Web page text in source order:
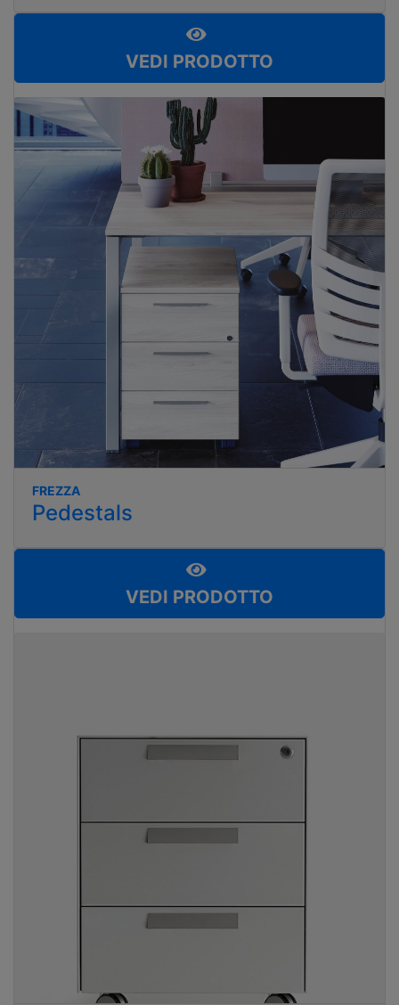
VEDI PRODOTTO
FREZZA
Pedestals
VEDI PRODOTTO